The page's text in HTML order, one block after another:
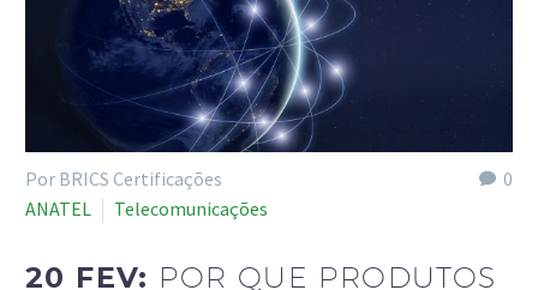
0
Por BRICS Certificações
ANATEL
Telecomunicações
20 FEV: POR QUE PRODUTOS